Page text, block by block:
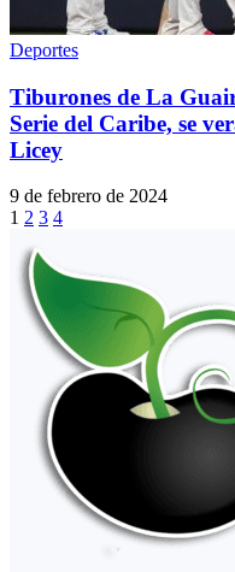
Deportes
Tiburones de La
Serie del Caribe, se
Licey
9 de febrero de 2024
1 2 3 4